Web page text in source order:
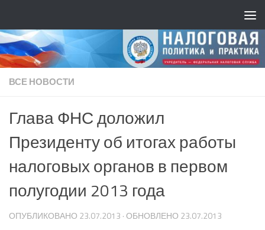
ВСЕ НОВОСТИ
Глава ФНС доложил
Президенту об итогах работы
налоговых органов в первом
полугодии 2013 года
ОПУБЛИКОВАНО 23.07.2013 · ОБНОВЛЕНО 23.07.2013